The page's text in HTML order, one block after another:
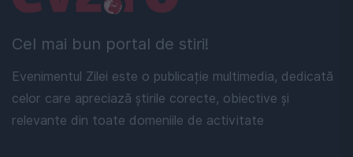
Cel mai bun portal de stiri!
Evenimentul Zilei este o publicație multimedia, dedicată
celor care apreciază știrile corecte, obiective și
relevante din toate domeniile de activitate